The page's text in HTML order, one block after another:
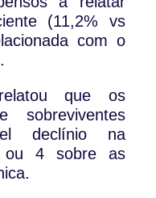
(11,2% vs
com o
que os
sobreviventes
declínio na
ou 4 sobre as